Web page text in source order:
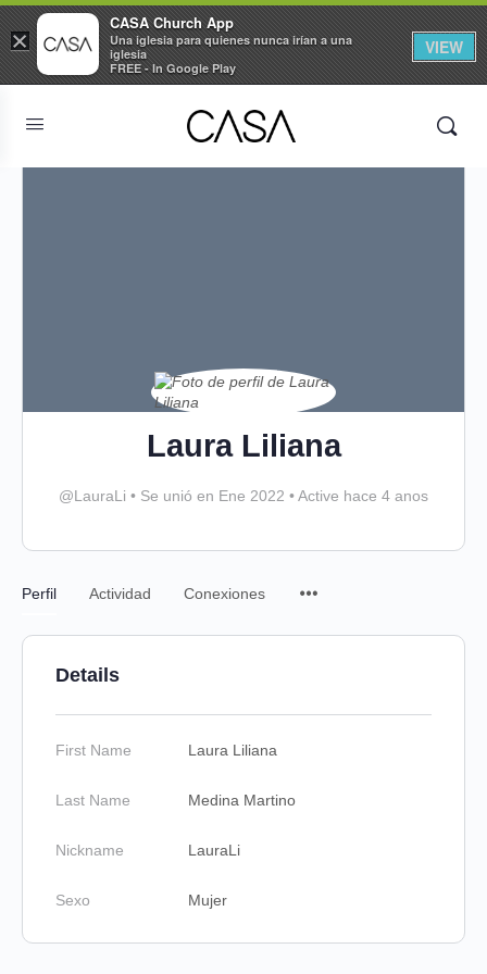
Laura Liliana
@LauraLi • Se unió en Ene 2022 •Active hace 4 anos
Perfil Actividad Conexiones
Details
First Name Laura Liliana
Last Name Medina Martino
Nickname LauraLi
Sexo Mujer
×
CASA Church App
Una iglesia para quienes nunca irían a una
iglesia
FREE - In Google Play
VIEW